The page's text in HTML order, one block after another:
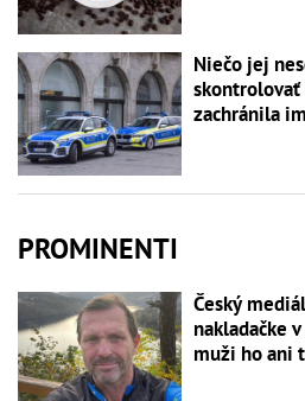
Niečo jej
skontrolovať
zachránila
PROMINENTI
Český
nakladačke
muži ho ani